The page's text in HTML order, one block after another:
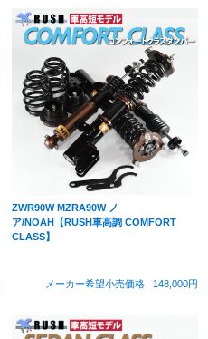
ZWR90W MZRA90W ノ
ア/NOAH【RUSH車高調 COMFORT
CLASS】
メーカー希望小売価格 148,000円